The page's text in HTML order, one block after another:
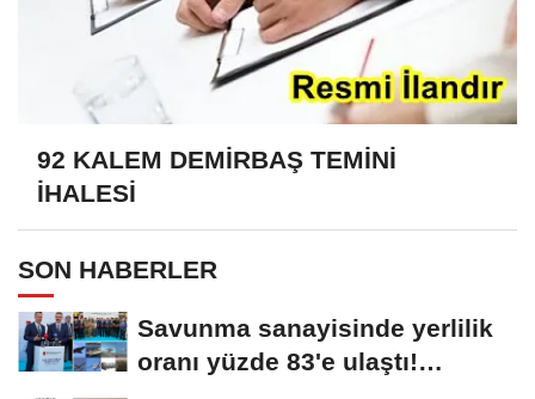
92 KALEM DEMİRBAŞ TEMİNİ
İHALESİ
SON HABERLER
Savunma sanayisinde yerlilik
oranı yüzde 83'e ulaştı!